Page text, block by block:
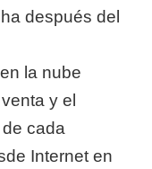
después del
la nube
y el
cada
Internet en